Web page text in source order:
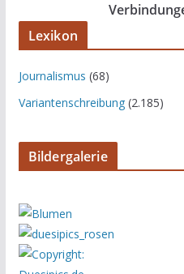
Lexikon
Journalismus (68)
Variantenschreibung(2.185)
Bildergalerie